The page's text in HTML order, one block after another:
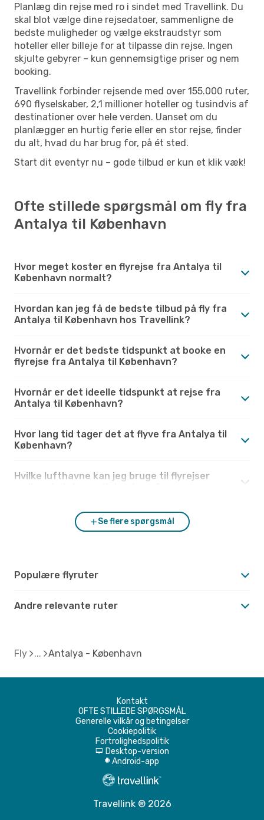
Planlæg din rejse med ro i sindet med Travellink. Du
skal blot vælge dine rejsedatoer, sammenligne de
bedste muligheder og vælge ekstraudstyr som
hoteller eller billeje for at tilpasse din rejse. Ingen
skjulte gebyrer – kun gennemsigtige priser og nem
booking.
Travellink forbinder rejsende med over 155.000 ruter,
690 flyselskaber, 2,1 millioner hoteller og tusindvis af
destinationer over hele verden. Uanset om du
planlægger en hurtig ferie eller en stor rejse, finder
du alt, hvad du har brug for, på ét sted.
Start dit eventyr nu – gode tilbud er kun et klik væk!
Ofte stillede spørgsmål om fly fra
Antalya til København
Hvor meget koster en flyrejse fra Antalya til
København normalt?
Hvordan kan jeg få de bedste tilbud på fly fra
Antalya til København hos Travellink?
Hvornår er det bedste tidspunkt at booke en
flyrejse fra Antalya til København?
Hvornår er det ideelle tidspunkt at rejse fra
Antalya til København?
Hvor lang tid tager det at flyve fra Antalya til
København?
Hvilke lufthavne kan jeg bruge til flyrejser
Se flere spørgsmål
Populære flyruter
Andre relevante ruter
Fly Antalya - København
Kontakt
OFTE STILLEDE SPØRGSMÅL
Generelle vilkår og betingelser
Cookiepolitik
Fortrolighedspolitik
d Desktop-version
A Android-app
Travellink ® 2026